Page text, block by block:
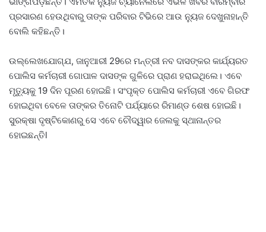
ପ୍ରସାରଣ ହେଉଥିବାରୁ ତାଙ୍କ ପରିବାର ଟିଭିରେ ଆଉ ନ୍ୟୁଜ ଦେଖୁନାହାନ୍ତି
ବୋଲି କହିଛନ୍ତି।
ଉଲ୍ଲେଖଯୋଗ୍ଯ, ଜାନୁଆରୀ 29ରେ ମନ୍ତ୍ରୀ ନବ ଦାସଙ୍କର କାର୍ଯ୍ୟରତ
ପୋଲିସ କର୍ମଚାରୀ ଗୋପାଳ ଦାସଙ୍କ ଗୁଳିରେ ପ୍ରାଣ ହରାଇଥିଲେ। ଏବେ
ମୃତ୍ୟୁକୁ 19 ଦିନ ପୂରଣ ହୋଇଛି। ସଂପୃକ୍ତ ପୋଲିସ କର୍ମଚାରୀ ଏବେ ଗିରଫ
ହୋଇଥିବା ବେଳେ ତାଙ୍କର ତିନୋଟି ପର୍ଯ୍ୟାରେ ରିମାଣ୍ଡ ଶେଷ ହୋଇଛି।
ସୁରକ୍ଷା ଦୃଷ୍ଟିକୋଣରୁ ସେ ଏବେ ଚୌଦ୍ୱାର ଜେଲକୁ ସ୍ଥାନାନ୍ତର
ହୋଇଛନ୍ତିl